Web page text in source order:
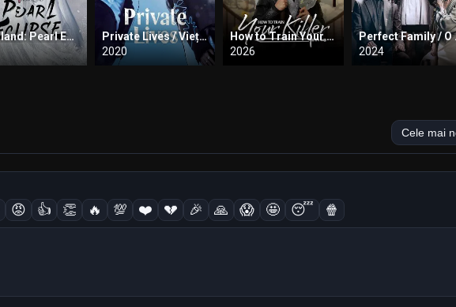
Novoland: Pearl Eclipse / Novoland: Eclipsa de perle
Private Lives / Vieți expuse
2020
How to Train Your Killer/ În pielea unui ucigaş (2026)
2026
2024
😡 👍 👏 🔥 💯 ❤️ 💔 🎉 🙏 😱 🤩 😴 🍿